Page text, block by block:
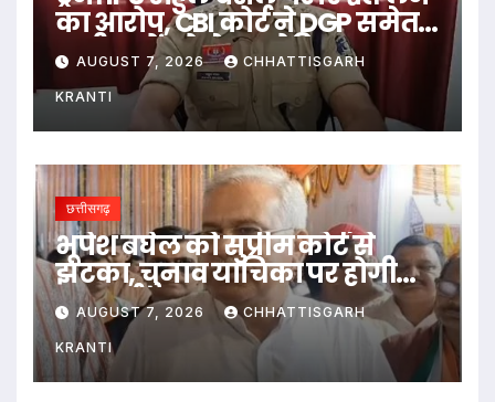
का आरोप, CBI कोर्ट ने DGP समेत
सभी पक्षों को भेजा नोटिस
AUGUST 7, 2026 CHHATTISGARH
KRANTI
छत्तीसगढ़
भूपेश बघेल को सुप्रीम कोर्ट से
झटका, चुनाव याचिका पर होगी
सुनवाई
AUGUST 7, 2026 CHHATTISGARH
KRANTI